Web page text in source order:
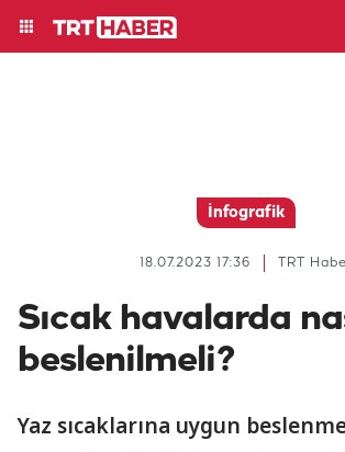
İnfografik
TRT
18.07.2023 17:36
Sıcak havalarda
beslenilmeli?
Yaz sıcaklarına uygun